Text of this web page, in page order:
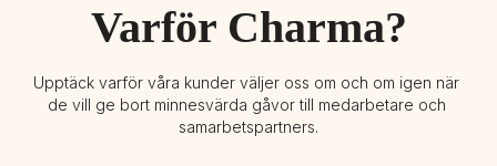
Varför Charma?
Upptäck varför våra kunder väljer oss om och om igen när
de vill ge bort minnesvärda gåvor till medarbetare och
samarbetspartners.